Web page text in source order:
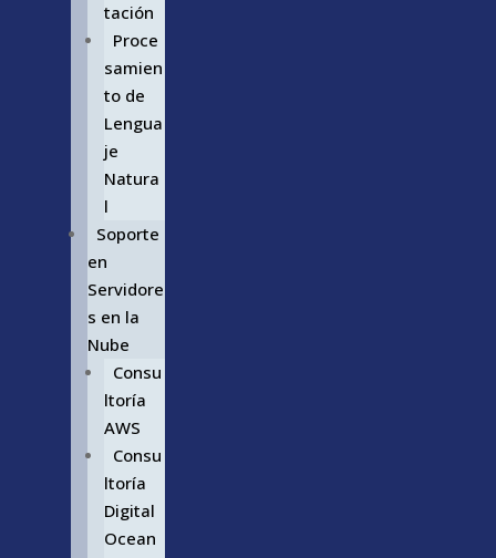
tación
Proce
samien
to de
Lengua
je
Natura
l
Soporte
en
Servidore
s en la
Nube
Consu
ltoría
AWS
Consu
ltoría
Digital
Ocean